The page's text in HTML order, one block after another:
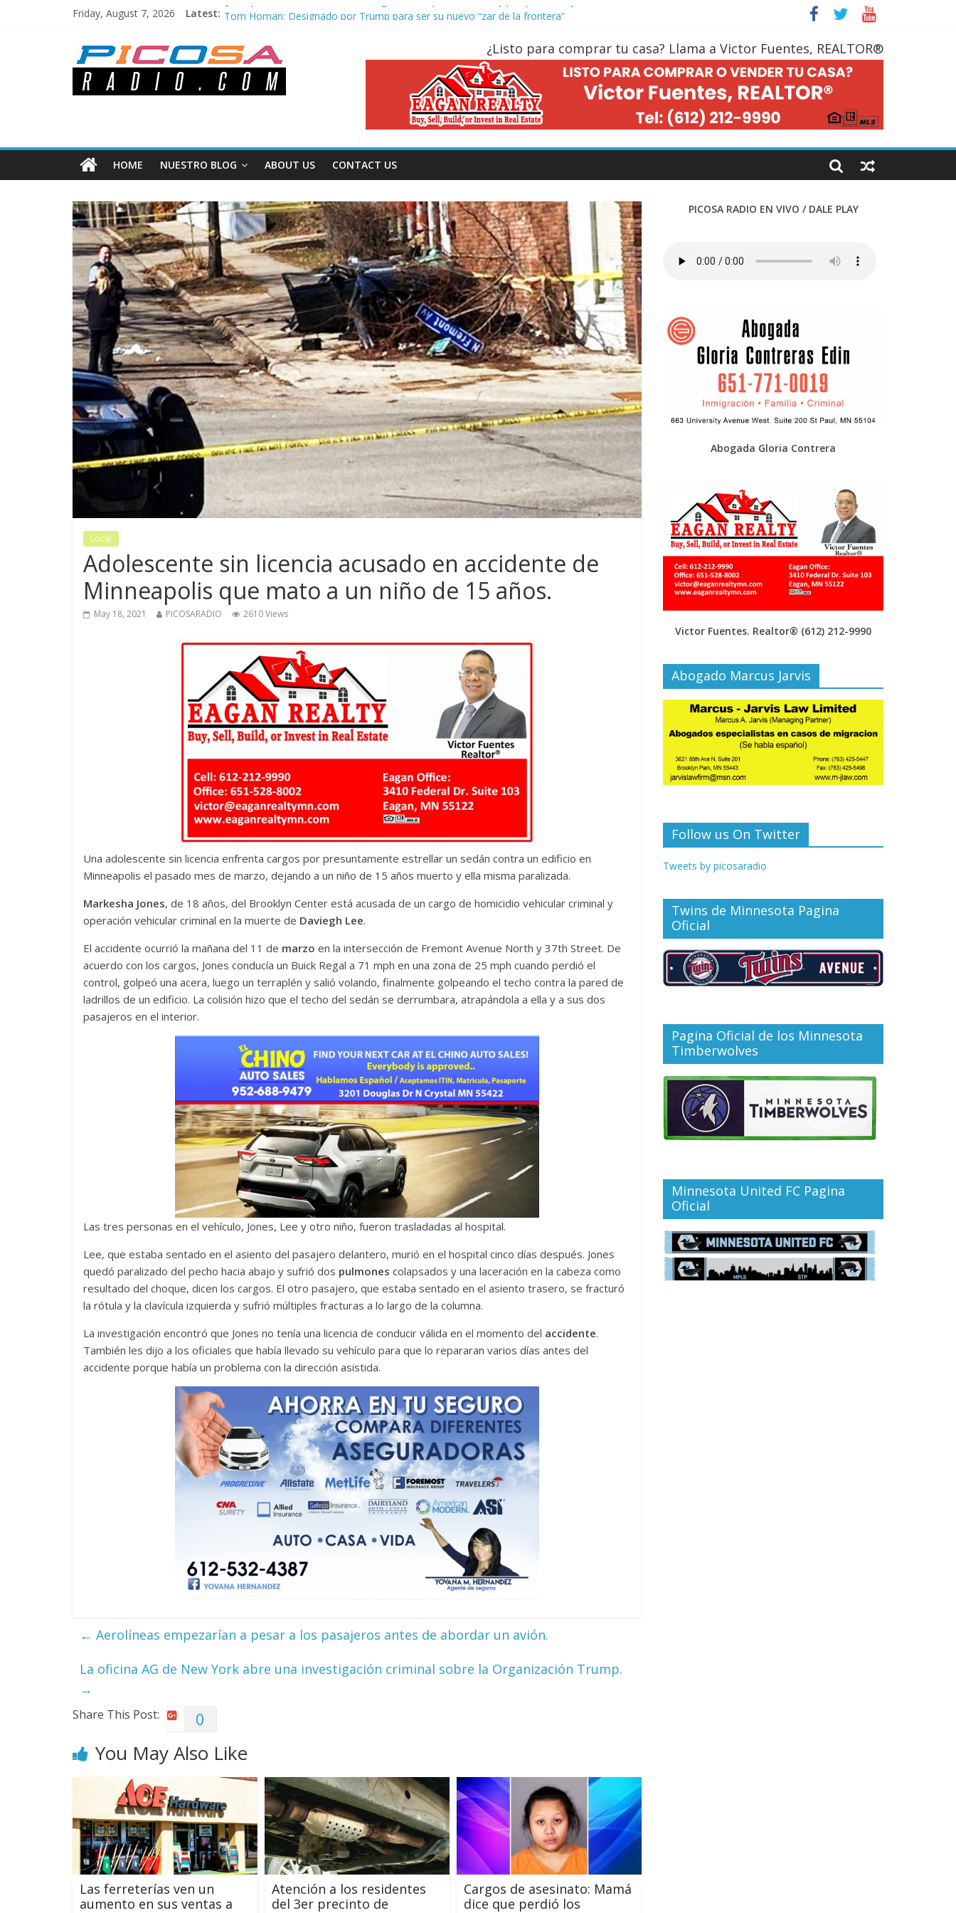
Friday, August 7, 2026 Latest: ¿Qué pasó el Sábado de Gloria? Significado, qué se celebra y porqué se mojan
Tom Homan: Designado por Trump para ser su nuevo “zar de la frontera”
Iowa aprueba ley que autoriza el arresto y deportación a inmigrantes
Semana Santa 2024: Domingo de Resurreccion / Pascua
¿Listo para comprar tu casa? Llama a Victor Fuentes, REALTOR®
HOME NUESTRO BLOG ABOUT US CONTACT US
Local
Adolescente sin licencia acusado en accidente de
Minneapolis que mato a un niño de 15 años.
May 18, 2021 PICOSARADIO 2610 Views
Una adolescente sin licencia enfrenta cargos por presuntamente estrellar un sedán contra un edificio en
Minneapolis el pasado mes de marzo, dejando a un niño de 15 años muerto y ella misma paralizada.
Markesha Jones, de 18 años, del Brooklyn Center está acusada de un cargo de homicidio vehicular criminal y
operación vehicular criminal en la muerte de Daviegh Lee.
El accidente ocurrió la mañana del 11 de marzo en la intersección de Fremont Avenue North y 37th Street. De
acuerdo con los cargos, Jones conducía un Buick Regal a 71 mph en una zona de 25 mph cuando perdió el
control, golpeó una acera, luego un terraplén y salió volando, finalmente golpeando el techo contra la pared de
ladrillos de un edificio. La colisión hizo que el techo del sedán se derrumbara, atrapándola a ella y a sus dos
pasajeros en el interior.
Las tres personas en el vehículo, Jones, Lee y otro niño, fueron trasladadas al hospital.
Lee, que estaba sentado en el asiento del pasajero delantero, murió en el hospital cinco días después. Jones
quedó paralizado del pecho hacia abajo y sufrió dos pulmones colapsados ​​y una laceración en la cabeza como
resultado del choque, dicen los cargos. El otro pasajero, que estaba sentado en el asiento trasero, se fracturó
la rótula y la clavícula izquierda y sufrió múltiples fracturas a lo largo de la columna.
La investigación encontró que Jones no tenía una licencia de conducir válida en el momento del accidente.
También les dijo a los oficiales que había llevado su vehículo para que lo repararan varios días antes del
accidente porque había un problema con la dirección asistida.
← Aerolíneas empezarían a pesar a los pasajeros antes de abordar un avión.
La oficina AG de New York abre una investigación criminal sobre la Organización Trump.
→
Share This Post: 0
You May Also Like
Las ferreterías ven un
aumento en sus ventas a
Atención a los residentes
del 3er precinto de
Cargos de asesinato: Mamá
dice que perdió los
PICOSA RADIO EN VIVO / DALE PLAY
Abogada Gloria Contrera
Victor Fuentes. Realtor® (612) 212-9990
Abogado Marcus Jarvis
Follow us On Twitter
Tweets by picosaradio
Twins de Minnesota Pagina
Oficial
Pagina Oficial de los Minnesota
Timberwolves
Minnesota United FC Pagina
Oficial